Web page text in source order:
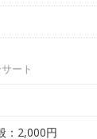
ート
：2,000円